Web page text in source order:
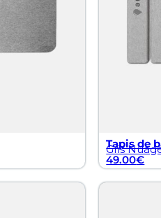
Tapis de
Gris
49.00€